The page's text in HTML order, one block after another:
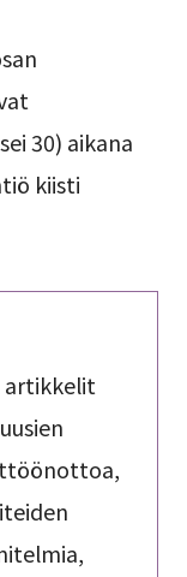
30) aikana
kiisti
artikkelit